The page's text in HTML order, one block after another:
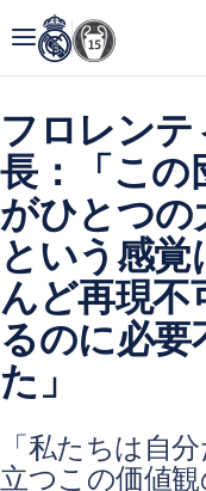
フロレン
長：「この
がひとつの
という感覚
んど再現不
るのに必要
た」
「私たちは自
立つこの価値